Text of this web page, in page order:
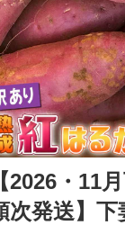
【2026・11
次発送】